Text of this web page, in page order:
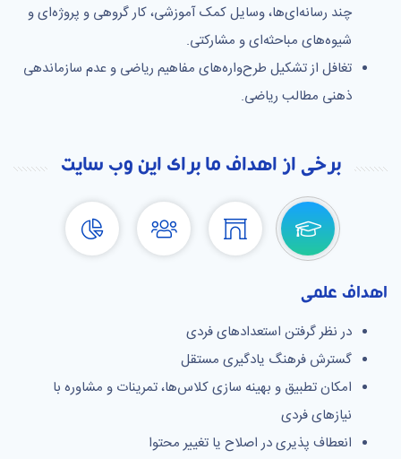
چند رسانه‌ای‌ها، وسایل کمک آموزشی، کار گروهی و پروژه‌ای و
شیوه‌های مباحثه‌ای و مشارکتی.
تغافل از تشکیل طرح‌واره‌های مفاهیم ریاضی و عدم سازماندهی
ذهنی مطالب ریاضی.
برخی از اهداف ما برای این وب سایت
اهداف علمی
در نظر گرفتن استعدادهای فردی
گسترش فرهنگ یادگیری مستقل
امكان تطبیق و بهینه سازی كلاس‌ها، تمرینات و مشاوره با
نیازهای فردی
انعطاف پذیری در اصلاح یا تغییر محتوا